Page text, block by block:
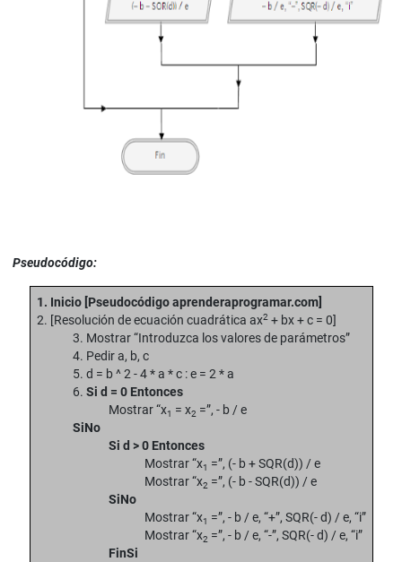
Pseudocódigo:
1. Inicio [Pseudocódigo aprenderaprogramar.com]
2. [Resolución de ecuación cuadrática ax2+ bx + c = 0]
3. Mostrar “Introduzca los valores de parámetros”
4. Pedir a, b, c
5. d = b ^ 2 - 4 * a * c : e = 2 * a
6. Si d = 0 Entonces
Mostrar “x1 = x2 =”, - b / e
SiNo
Si d > 0 Entonces
Mostrar “x1 =”, (- b + SQR(d)) / e
Mostrar “x2 =”, (- b - SQR(d)) / e
SiNo
Mostrar “x1 =”, - b / e, “+”, SQR(- d) / e, “i”
Mostrar “x2 =”, - b / e, “-”, SQR(- d) / e, “i”
FinSi